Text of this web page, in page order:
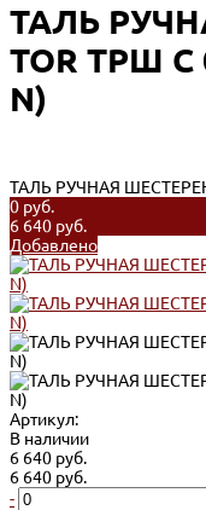
ТАЛЬ
TOR ТРШ
N)
ТАЛЬ РУЧНАЯ
0 руб.
6 640 руб.
Добавлено
Артикул:
В наличии
6 640 руб.
6 640 руб.
-